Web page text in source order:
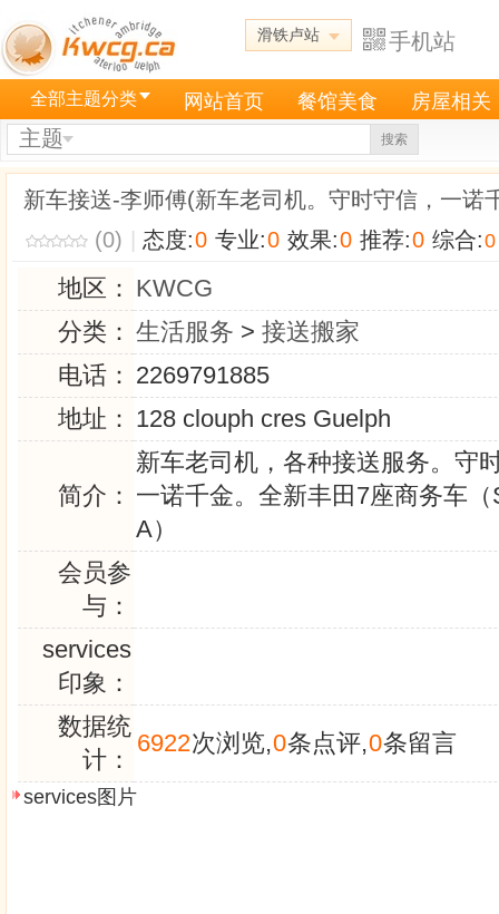
滑铁卢站 手机站
全部主题分类 网站首页 餐馆美食 房屋相关
主题 搜索
新车接送-李师傅(新车老司机。守时守信，一诺
(0)
态度:0 专业:0 效果:0 推荐:0 综合:0
地区： KWCG
分类： 生活服务 > 接送搬家
电话： 2269791885
地址： 128 clouph cres Guelph
简介：
新车老司机，各种接送服务。守
一诺千金。全新丰田7座商务车
A）
会员参
与：
services
印象：
数据统
计：
6922次浏览,0条点评,0条留言
services图片